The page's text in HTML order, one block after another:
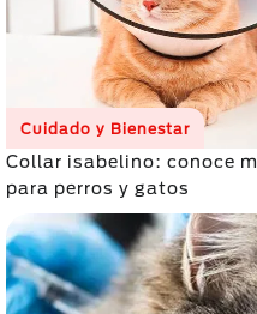
Cuidado y Bienestar
Collar isabelino: conoce
para perros y gatos